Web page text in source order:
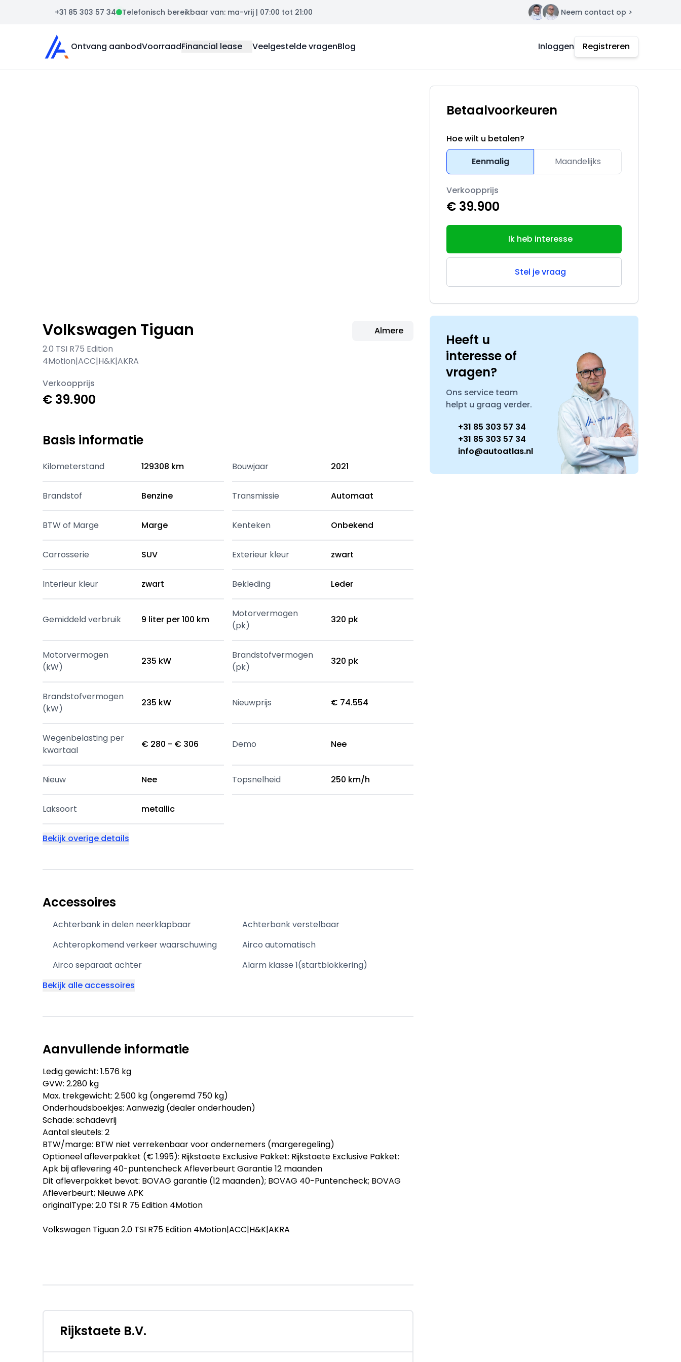
+31 85 303 57 34 Telefonisch bereikbaar van: ma-vrij | 07:00 tot 21:00 Contact Neem contact op >
Auto Atlas
Ontvang aanbodVoorraadFinancial lease Veelgestelde vragenBlog Inloggen Registreren
Volkswagen Tiguan
2.0 TSI R75 Edition
4Motion|ACC|H&K|AKRA
Almere
Verkoopprijs
€ 39.900
Betaalvoorkeuren
Hoe wilt u betalen?
Eenmalig
Maandelijks
Verkoopprijs
€ 39.900
Ik heb interesse
Stel je vraag
Heeft u
interesse of
vragen?
Ons service team
helpt u graag verder.
+31 85 303 57 34
+31 85 303 57 34
info@autoatlas.nl
Basis informatie
Kilometerstand 129308 km Bouwjaar 2021
Brandstof Benzine Transmissie Automaat
BTW of Marge Marge Kenteken Onbekend
Carrosserie SUV Exterieur kleur zwart
Interieur kleur zwart Bekleding Leder
Gemiddeld verbruik 9 liter per 100 km
Motorvermogen
(pk)
320 pk
Motorvermogen
(kW)
235 kW
Brandstofvermogen
(pk)
320 pk
Brandstofvermogen
(kW)
235 kW Nieuwprijs € 74.554
Wegenbelasting per
kwartaal
€ 280 - € 306 Demo Nee
Nieuw Nee Topsnelheid 250 km/h
Laksoort metallic
Bekijk overige details
Accessoires
Achterbank in delen neerklapbaar
Achterbank verstelbaar
Achteropkomend verkeer waarschuwing
Airco automatisch
Airco separaat achter
Alarm klasse 1(startblokkering)
Bekijk alle accessoires
Aanvullende informatie
Ledig gewicht: 1.576 kg
GVW: 2.280 kg
Max. trekgewicht: 2.500 kg (ongeremd 750 kg)
Onderhoudsboekjes: Aanwezig (dealer onderhouden)
Schade: schadevrij
Aantal sleutels: 2
BTW/marge: BTW niet verrekenbaar voor ondernemers (margeregeling)
Optioneel afleverpakket (€ 1.995): Rijkstaete Exclusive Pakket: Rijkstaete Exclusive Pakket:
Apk bij aflevering 40-puntencheck Afleverbeurt Garantie 12 maanden
Dit afleverpakket bevat: BOVAG garantie (12 maanden); BOVAG 40-Puntencheck; BOVAG
Afleverbeurt; Nieuwe APK
originalType: 2.0 TSI R 75 Edition 4Motion
Volkswagen Tiguan 2.0 TSI R75 Edition 4Motion|ACC|H&K|AKRA
- Carrosserievorm: SUV
- Aantal deuren: 5
- Brandstofsoort: Benzine
- Bouwjaar: 2021
Rijkstaete B.V.